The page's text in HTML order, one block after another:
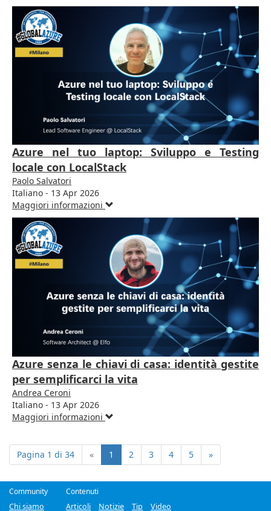
Azure nel tuo laptop: Sviluppo e Testing
locale con LocalStack
Paolo Salvatori
Italiano - 13 Apr 2026
Maggiori informazioni
Azure senza le chiavi di casa: identità gestite
per semplificarci la vita
Andrea Ceroni
Italiano - 13 Apr 2026
Maggiori informazioni
Pagina 1 di 34 « 1 2 3 4 5 »
Community
Chi siamo
Contenuti
Articoli
Notizie Tip Video